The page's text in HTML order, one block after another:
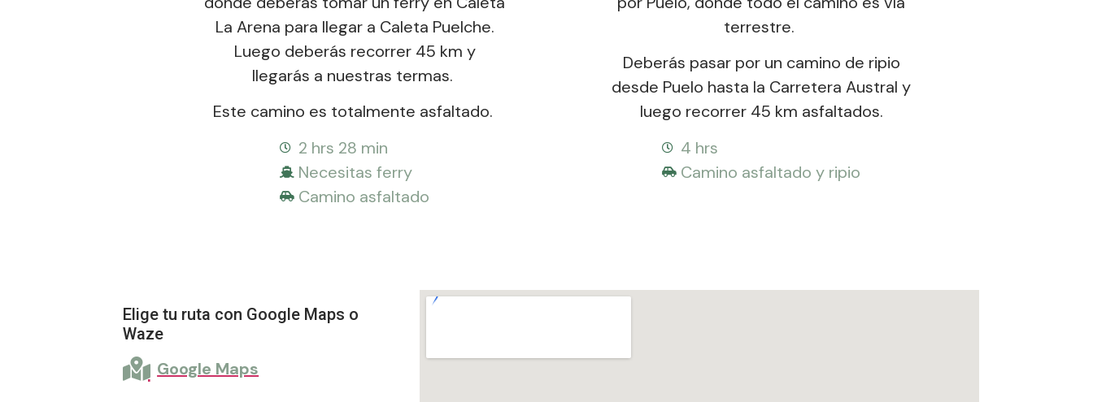
La Arena para llegar a Caleta Puelche.
Luego deberás recorrer 45 km y
llegarás a nuestras termas.
Este camino es totalmente asfaltado.
2 hrs 28 min
Necesitas ferry
Camino asfaltado
terrestre.
Deberás pasar por un camino de ripio
desde Puelo hasta la Carretera Austral y
luego recorrer 45 km asfaltados.
4 hrs
Camino asfaltado y ripio
Elige tu ruta con Google Maps o
Waze
Google Maps